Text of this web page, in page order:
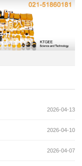
2026-04-13
2026-04-10
2026-04-07